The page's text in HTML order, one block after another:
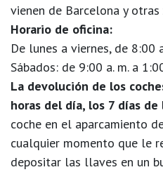
vienen de Barcelona y otras
Horario de oficina:
De lunes a viernes, de 8:00
Sábados: de 9:00 a. m. a
La devolución de los
horas del día, los 7 días de
coche en el aparcamiento
cualquier momento que le
depositar las llaves en un